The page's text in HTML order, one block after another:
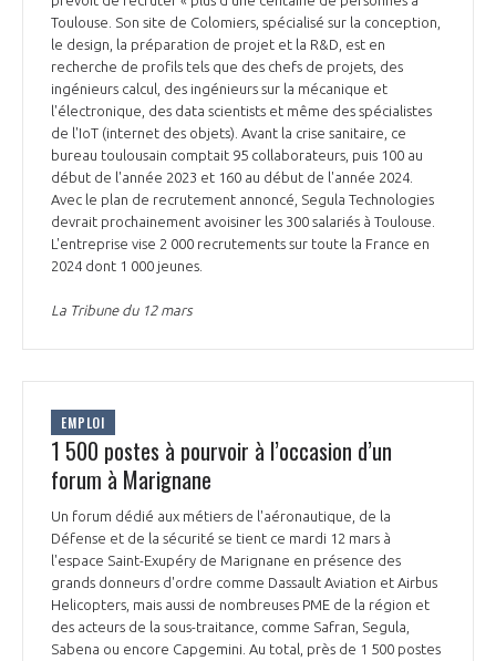
Toulouse. Son site de Colomiers, spécialisé sur la conception,
le design, la préparation de projet et la R&D, est en
recherche de profils tels que des chefs de projets, des
ingénieurs calcul, des ingénieurs sur la mécanique et
l'électronique, des data scientists et même des spécialistes
de l'IoT (internet des objets). Avant la crise sanitaire, ce
bureau toulousain comptait 95 collaborateurs, puis 100 au
début de l'année 2023 et 160 au début de l'année 2024.
Avec le plan de recrutement annoncé, Segula Technologies
devrait prochainement avoisiner les 300 salariés à Toulouse.
L'entreprise vise 2 000 recrutements sur toute la France en
2024 dont 1 000 jeunes.
La Tribune du 12 mars
EMPLOI
1 500 postes à pourvoir à l’occasion d’un
forum à Marignane
Un forum dédié aux métiers de l'aéronautique, de la
Défense et de la sécurité se tient ce mardi 12 mars à
l'espace Saint-Exupéry de Marignane en présence des
grands donneurs d'ordre comme Dassault Aviation et Airbus
Helicopters, mais aussi de nombreuses PME de la région et
des acteurs de la sous-traitance, comme Safran, Segula,
Sabena ou encore Capgemini. Au total, près de 1 500 postes